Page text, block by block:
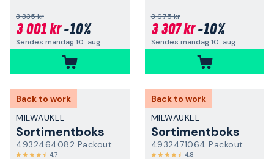
3 335 kr
3 001 kr-10%
Sendes mandag 10. aug
3 675 kr
3 307 kr-10%
Sendes mandag 10. aug
Back to work
MILWAUKEE
Sortimentboks
4932464082 Packout
4,7
Back to work
MILWAUKEE
Sortimentboks
4932471064 Packout
4,8